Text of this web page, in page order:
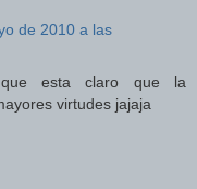
de 2010 a las
esta claro que la
virtudes jajaja